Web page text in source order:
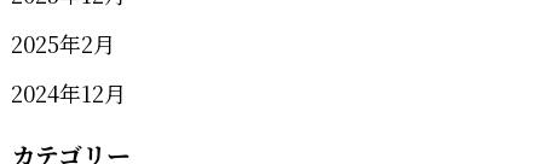
2025年2月
2024年12月
カテゴリー